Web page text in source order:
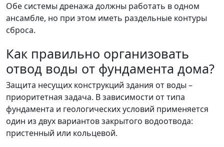
Обе системы дренажа должны работать в одном
ансамбле, но при этом иметь раздельные контуры
сброса.
Как правильно организовать
отвод воды от фундамента дома?
Защита несущих конструкций здания от воды –
приоритетная задача. В зависимости от типа
фундамента и геологических условий применяется
один из двух вариантов закрытого водоотвода:
пристенный или кольцевой.